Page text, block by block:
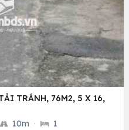
76M2, 5 X 16,
10m · 1